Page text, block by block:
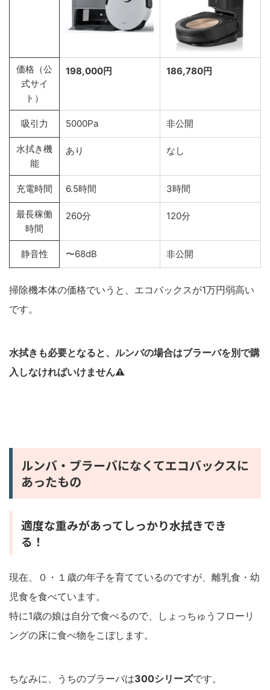
価格（公
式サイ
ト）
198,000円 186,780円
吸引力 5000Pa 非公開
水拭き機
能
あり なし
充電時間 6.5時間 3時間
最長稼働
時間
260分 120分
静音性 〜68dB 非公開
掃除機本体の価格でいうと、エコバックスが1万円弱高い
です。
水拭きも必要となると、ルンバの場合はブラーバを別で購
入しなければいけません⚠︎
ルンバ・ブラーバになくてエコバックスに
あったもの
適度な重みがあってしっかり水拭きでき
る！
現在、０・１歳の年子を育てているのですが、離乳食・幼
児食を食べています。
特に1歳の娘は自分で食べるので、しょっちゅうフローリ
ングの床に食べ物をこぼします。
ちなみに、うちのブラーバは300シリーズです。